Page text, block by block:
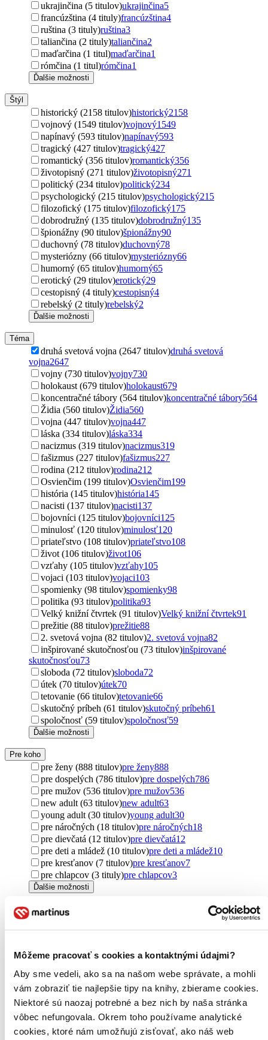
Môžeme pracovať s cookies a kontaktnými údajmi?
Aby sme vedeli, ako sa na našom webe správate, a mohli
vám zobraziť tie najlepšie tipy na knihy, zbierame cookies.
Niektoré sú naozaj potrebné a bez nich by naša stránka
vôbec nefungovala. Okrem toho používame analytické
cookies, ktoré nám umožňujú zisťovať, ako náš web
ukrajinčina (5 titulov)ukrajinčina5
francúzština (4 tituly)francúzština4
ruština (3 tituly)ruština3
taliančina (2 tituly)taliančina2
maďarčina (1 titul)maďarčina1
rómčina (1 titul)rómčina1
Ďalšie možnosti
Štýl
historický (2158 titulov)historický2158
vojnový (1549 titulov)vojnový1549
napínavý (593 titulov)napínavý593
tragický (427 titulov)tragický427
romantický (356 titulov)romantický356
životopisný (271 titulov)životopisný271
politický (234 titulov)politický234
psychologický (215 titulov)psychologický215
filozofický (175 titulov)filozofický175
dobrodružný (135 titulov)dobrodružný135
špionážny (90 titulov)špionážny90
duchovný (78 titulov)duchovný78
mysteriózny (66 titulov)mysteriózny66
humorný (65 titulov)humorný65
erotický (29 titulov)erotický29
cestopisný (4 tituly)cestopisný4
rebelský (2 tituly)rebelský2
Ďalšie možnosti
Téma
druhá svetová vojna (2647 titulov)druhá svetová
vojna2647
vojny (730 titulov)vojny730
holokaust (679 titulov)holokaust679
koncentračné tábory (564 titulov)koncentračné tábory564
Židia (560 titulov)Židia560
vojna (447 titulov)vojna447
láska (334 titulov)láska334
nacizmus (319 titulov)nacizmus319
fašizmus (227 titulov)fašizmus227
rodina (212 titulov)rodina212
Osvienčim (199 titulov)Osvienčim199
história (145 titulov)história145
nacisti (137 titulov)nacisti137
bojovníci (125 titulov)bojovníci125
minulosť (120 titulov)minulosť120
priateľstvo (108 titulov)priateľstvo108
život (106 titulov)život106
vzťahy (105 titulov)vzťahy105
vojaci (103 titulov)vojaci103
spomienky (98 titulov)spomienky98
politika (93 titulov)politika93
Velký knižní čtvrtek (91 titulov)Velký knižní čtvrtek91
prežitie (88 titulov)prežitie88
2. svetová vojna (82 titulov)2. svetová vojna82
inšpirované skutočnosťou (73 titulov)inšpirované
skutočnosťou73
sloboda (72 titulov)sloboda72
útek (70 titulov)útek70
tetovanie (66 titulov)tetovanie66
skutočný príbeh (61 titulov)skutočný príbeh61
spoločnosť (59 titulov)spoločnosť59
Ďalšie možnosti
Pre koho
pre ženy (888 titulov)pre ženy888
pre dospelých (786 titulov)pre dospelých786
pre mužov (536 titulov)pre mužov536
new adult (63 titulov)new adult63
young adult (30 titulov)young adult30
pre náročných (18 titulov)pre náročných18
pre dievčatá (12 titulov)pre dievčatá12
pre deti a mládež (10 titulov)pre deti a mládež10
pre kresťanov (7 titulov)pre kresťanov7
pre chlapcov (3 tituly)pre chlapcov3
Ďalšie možnosti
Pôvod
Spojené štáty (339 titulov)Spojené štáty339
Česko (307 titulov)Česko 307
Nemecko (107 titulov)
Nemecko
107
Slovensko (93 titulov)
Nový Zéland (74 titulov)Nový Zéland74
Taliansko (64 titulov)Taliansko 64
Poľsko (50 titulov)Poľsko50
severský (42 titulov)severský42